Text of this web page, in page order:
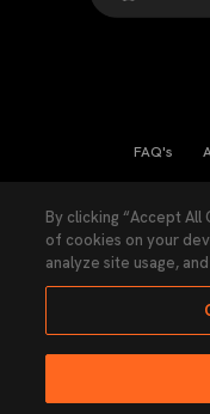
FAQ's
Llei de
Ninguna parte de esta página
By clicking “Accept
of cookies on your
analyze site usage,